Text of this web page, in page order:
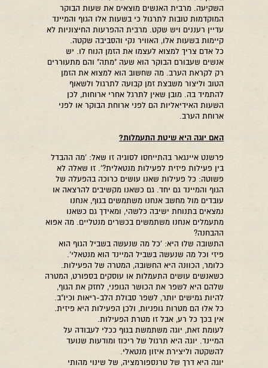
השקיעה. מרבית האנשים מוצאים את שעות הבוקר
המוקדמות טובות לתרגול כי בשעות אלו הגוף והמיינד
עדיין רעננים ויש שקט. מרבית ההפרעות החיצוניות לא
קיימות בשעות אלו, האוויר נקי והסביבה שקטה.
כל אדם צריך למצוא לעצמו את הזמן הנוח לו. יש
אנשים שעבורם הבוקר הוא שעה "מתה" והם מתעוררים
רק לקראת הערב. מה שחשוב הוא למצוא את הזמן
הטוב וליצור משבצת זמן קבועה לתרגול ולשאוף
להתמיד בה. מובן שאין לתרגל אחרי ארוחות, לכן
השעות האידיאליות הם לפני ארוחת הבוקר או לפני
ארוחת הערב.
האם יוגה היא שיטת התעמלות?
פרשנט איינגאר בהתייחסו לסוגיה זו שאל: 'מה ההבדל
בין פעילות פיזית לפעילות מנטאלית?'. זו שאלה לא
פשוטה: כל פעילות שאנו עושים כרוכה בהפעלה של
הגוף והמיינד גם יחד. גם כשאנו מקשיבים להרצאה או
עובדים מול מחשב אנחנו משתמשים בגוף, אנחנו
נמצאים בתנוחת ישיבה כלשהי, ומאידך גם כשאנו
מתעמלים אנחנו משתמשים בכשרים מנטליים. מה אפוא
ההבחנה?
התשובה שלו היא: 'כל מה שנעשה בשביל הגוף הוא
פיזי וכל מה שנעשה בשביל המיינד הוא מנטאלי'.
כלומר, הכוונה היא החשובה, המטרה של הפעילות.
כשאנשים עושים התעמלות או עוסקים בספורט, המטרה
שלהם היא לשפר את הכושר הגופני, לחזק את הגוף,
להיות גמישים יותר, לשפר סבולת הלב-ריאות וכיו"ב.
כל אלו הם מטרות גופניות, ולכן הפעילות היא פיזית.
אין בכך כל רע, אבל זו מטרת הפעילות.
לעומת זאת, יוגה משתמשת בגוף ככלי לעבודה על
המיינד. יוגה היא תרגול של ריכוז ומודעות שנועד
להשקטה וליצירת איזון מנטאלי.
יוגה היא דרך של טרנספורמציה, של שינוי מהותי